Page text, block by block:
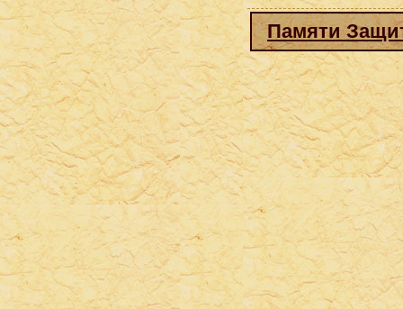
Памяти